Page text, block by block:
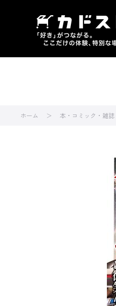
ホーム 本・コミック・雑誌